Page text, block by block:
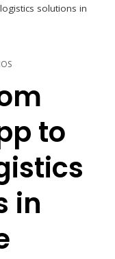
solutions in
to
in